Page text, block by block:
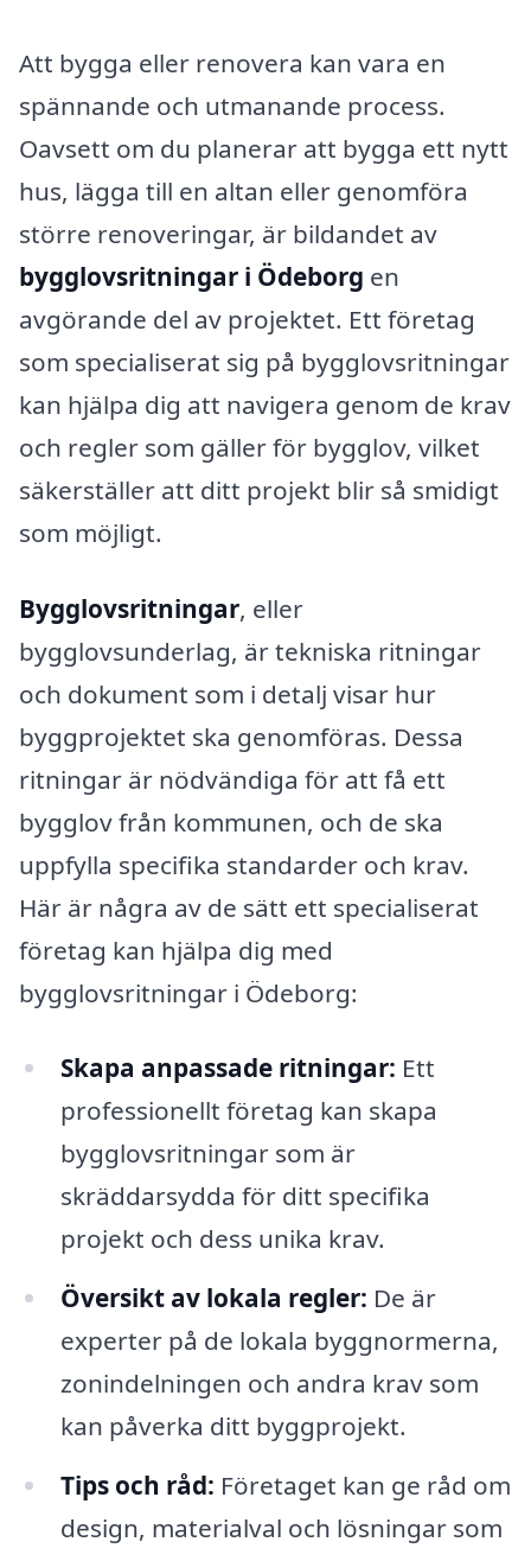
Att bygga eller renovera kan vara en
spännande och utmanande process.
Oavsett om du planerar att bygga ett nytt
hus, lägga till en altan eller genomföra
större renoveringar, är bildandet av
bygglovsritningar i Ödeborg en
avgörande del av projektet. Ett företag
som specialiserat sig på bygglovsritningar
kan hjälpa dig att navigera genom de krav
och regler som gäller för bygglov, vilket
säkerställer att ditt projekt blir så smidigt
som möjligt.
Bygglovsritningar, eller
bygglovsunderlag, är tekniska ritningar
och dokument som i detalj visar hur
byggprojektet ska genomföras. Dessa
ritningar är nödvändiga för att få ett
bygglov från kommunen, och de ska
uppfylla specifika standarder och krav.
Här är några av de sätt ett specialiserat
företag kan hjälpa dig med
bygglovsritningar i Ödeborg:
Skapa anpassade ritningar: Ett
professionellt företag kan skapa
bygglovsritningar som är
skräddarsydda för ditt specifika
projekt och dess unika krav.
Översikt av lokala regler: De är
experter på de lokala byggnormerna,
zonindelningen och andra krav som
kan påverka ditt byggprojekt.
Tips och råd: Företaget kan ge råd om
design, materialval och lösningar som